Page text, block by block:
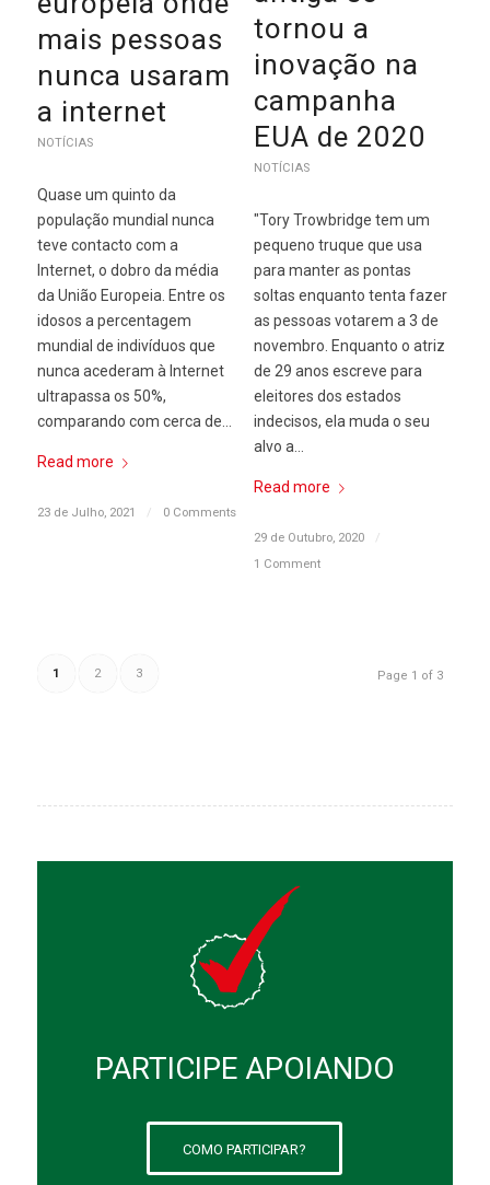
mais pessoas
nunca usaram
a internet
NOTÍCIAS
Quase um quinto da
população mundial nunca
teve contacto com a
Internet, o dobro da média
da União Europeia. Entre os
idosos a percentagem
mundial de indivíduos que
nunca acederam à Internet
ultrapassa os 50%,
comparando com cerca de…
Read more
23 de Julho, 2021 / 0 Comments
tornou a
inovação na
campanha
EUA de 2020
NOTÍCIAS
"Tory Trowbridge tem um
pequeno truque que usa
para manter as pontas
soltas enquanto tenta fazer
as pessoas votarem a 3 de
novembro. Enquanto o atriz
de 29 anos escreve para
eleitores dos estados
indecisos, ela muda o seu
alvo a…
Read more
29 de Outubro, 2020
/
1 Comment
Page 1 of 3
1 2 3
PARTICIPE APOIANDO
COMO PARTICIPAR?